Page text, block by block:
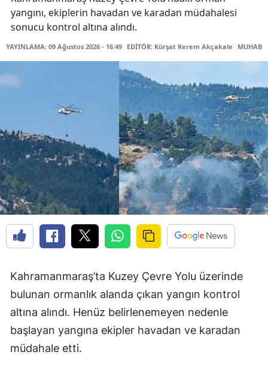
yangını, ekiplerin havadan ve karadan müdahalesi
sonucu kontrol altına alındı.
YAYINLAMA: 09 Ağustos 2026 - 16:49 EDİTÖR: Kürşat Kerem Akçakale
Kahramanmaraş’ta Kuzey Çevre Yolu üzerinde
bulunan ormanlık alanda çıkan yangın kontrol
altına alındı. Henüz belirlenemeyen nedenle
başlayan yangına ekipler havadan ve karadan
müdahale etti.